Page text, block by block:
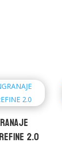
2.0